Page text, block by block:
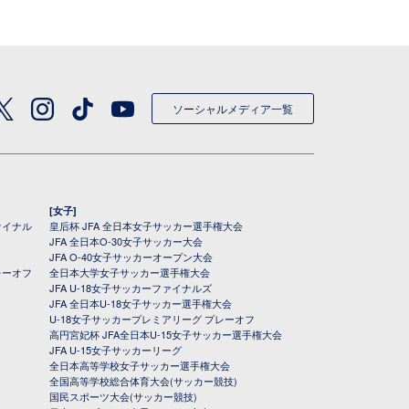
ソーシャルメディア一覧
ナル
オフ
[女子]
皇后杯 JFA 全日本女子サッカー選手権大会
JFA 全日本O-30女子サッカー大会
JFA O-40女子サッカーオープン大会
全日本大学女子サッカー選手権大会
JFA U-18女子サッカーファイナルズ
JFA 全日本U-18女子サッカー選手権大会
U-18女子サッカープレミアリーグ プレーオフ
高円宮妃杯 JFA全日本U-15女子サッカー選手権大会
JFA U-15女子サッカーリーグ
全日本高等学校女子サッカー選手権大会
全国高等学校総合体育大会(サッカー競技)
国民スポーツ大会(サッカー競技)